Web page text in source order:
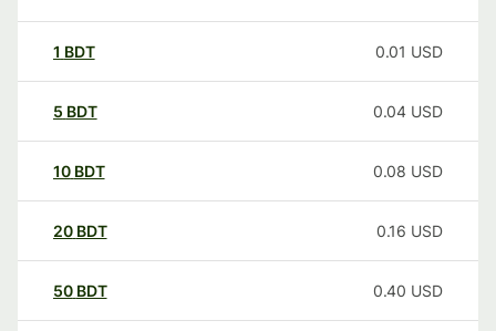
1 BDT 0.01 USD
5 BDT 0.04 USD
10 BDT 0.08 USD
20 BDT 0.16 USD
50 BDT 0.40 USD